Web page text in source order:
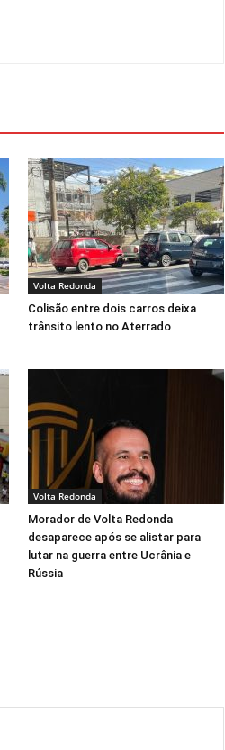
Volta Redonda
Colisão entre dois carros deixa
trânsito lento no Aterrado
Volta Redonda
Morador de Volta Redonda
desaparece após se alistar para
lutar na guerra entre Ucrânia e
Rússia